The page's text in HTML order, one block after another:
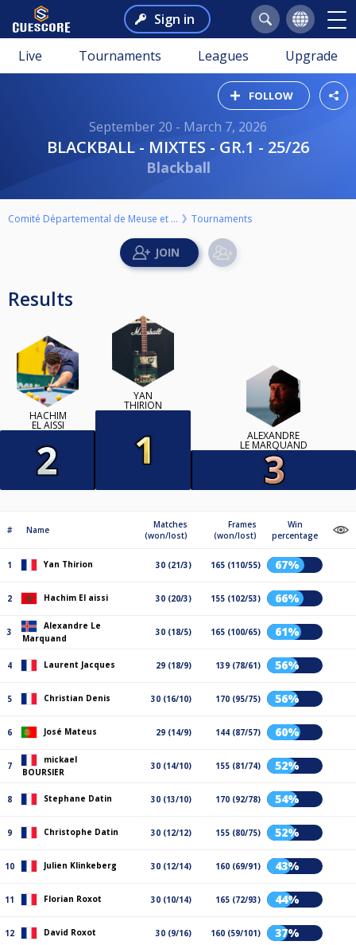
Sign in
Live Tournaments Leagues Upgrade
FOLLOW
September 20 - March 7, 2026
BLACKBALL - MIXTES - GR.1 - 25/26
Blackball
Comité Départemental de Meuse et Triangle de Billard Tournaments
Results
HACHIM
EL AISSI
YAN
THIRION
ALEXANDRE
LE MARQUAND
# Name
Matches
(won/lost)
Frames
(won/lost)
Win
percentage
1 Yan Thirion 30 (21/3) 165 (110/55) 67%
2 Hachim El aissi 30 (20/3) 155 (102/53) 66%
3
Alexandre Le
Marquand
30 (18/5) 165 (100/65) 61%
4 Laurent Jacques 29 (18/9) 139 (78/61) 56%
5 Christian Denis 30 (16/10) 170 (95/75) 56%
6 José Mateus 29 (14/9) 144 (87/57) 60%
7
mickael
BOURSIER
30 (14/10) 155 (81/74) 52%
8 Stephane Datin 30 (13/10) 170 (92/78) 54%
9 Christophe Datin 30 (12/12) 155 (80/75) 52%
10 Julien Klinkeberg 30 (12/14) 160 (69/91) 43%
11 Florian Roxot 30 (10/14) 165 (72/93) 44%
12 David Roxot 30 (9/16) 160 (59/101) 37%